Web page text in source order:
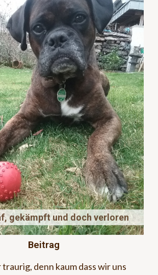
gekämpft und doch verloren
Beitrag
denn kaum dass wir uns